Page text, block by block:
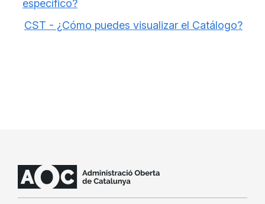
específico?
CST - ¿Cómo puedes visualizar el Catálogo?